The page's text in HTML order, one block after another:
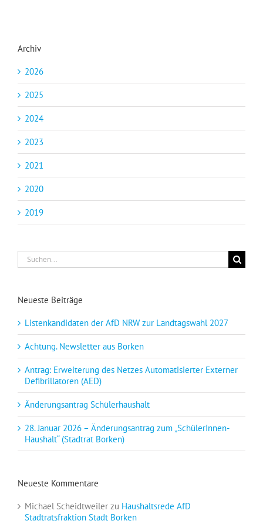
Archiv
2026
2025
2024
2023
2021
2020
2019
Suche
nach:
Neueste Beiträge
Listenkandidaten der AfD NRW zur Landtagswahl 2027
Achtung. Newsletter aus Borken
Antrag: Erweiterung des Netzes Automatisierter Externer
Defibrillatoren (AED)
Änderungsantrag Schülerhaushalt
28. Januar 2026 – Änderungsantrag zum „SchülerInnen-
Haushalt“ (Stadtrat Borken)
Neueste Kommentare
Michael Scheidtweiler zu Haushaltsrede AfD
Stadtratsfraktion Stadt Borken